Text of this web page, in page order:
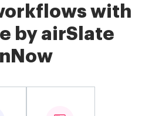
with
by airSlate